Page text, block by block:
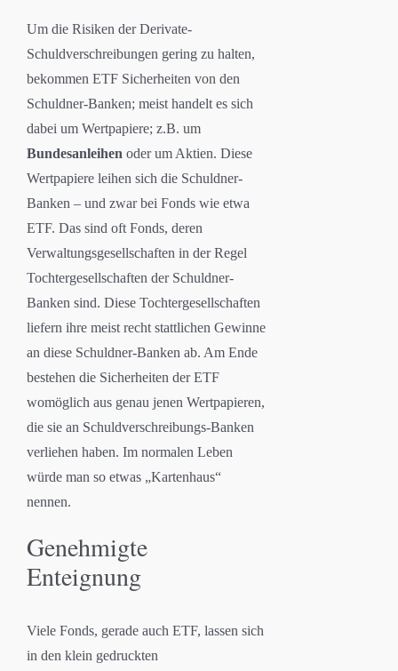
Um die Risiken der Derivate-
Schuldverschreibungen gering zu halten,
bekommen ETF Sicherheiten von den
Schuldner-Banken; meist handelt es sich
dabei um Wertpapiere; z.B. um
Bundesanleihen oder um Aktien. Diese
Wertpapiere leihen sich die Schuldner-
Banken – und zwar bei Fonds wie etwa
ETF. Das sind oft Fonds, deren
Verwaltungsgesellschaften in der Regel
Tochtergesellschaften der Schuldner-
Banken sind. Diese Tochtergesellschaften
liefern ihre meist recht stattlichen Gewinne
an diese Schuldner-Banken ab. Am Ende
bestehen die Sicherheiten der ETF
womöglich aus genau jenen Wertpapieren,
die sie an Schuldverschreibungs-Banken
verliehen haben. Im normalen Leben
würde man so etwas „Kartenhaus“
nennen.
Genehmigte
Enteignung
Viele Fonds, gerade auch ETF, lassen sich
in den klein gedruckten